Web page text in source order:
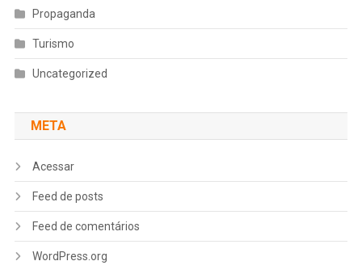
Propaganda
Turismo
Uncategorized
META
Acessar
Feed de posts
Feed de comentários
WordPress.org